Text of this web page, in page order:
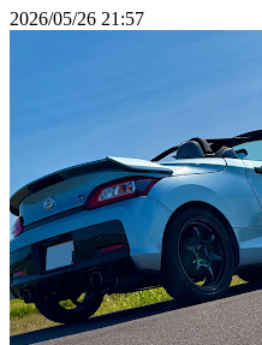
2026/05/26 21:57